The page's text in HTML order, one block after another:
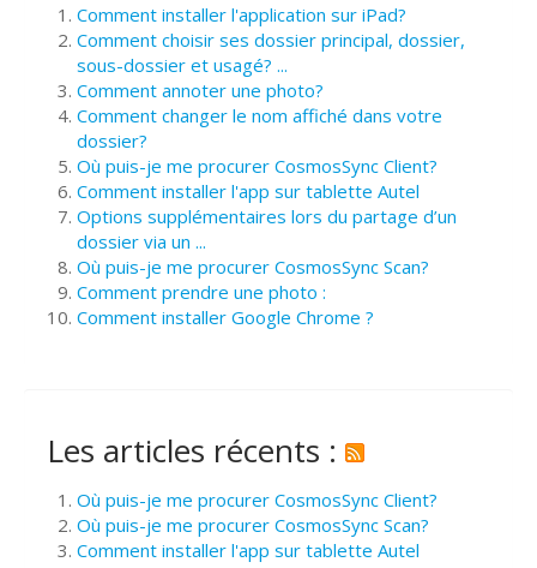
Comment installer l'application sur iPad?
Comment choisir ses dossier principal, dossier,
sous-dossier et usagé? ...
Comment annoter une photo?
Comment changer le nom affiché dans votre
dossier?
Où puis-je me procurer CosmosSync Client?
Comment installer l'app sur tablette Autel
Options supplémentaires lors du partage d’un
dossier via un ...
Où puis-je me procurer CosmosSync Scan?
Comment prendre une photo :
Comment installer Google Chrome ?
Les articles récents :
Où puis-je me procurer CosmosSync Client?
Où puis-je me procurer CosmosSync Scan?
Comment installer l'app sur tablette Autel